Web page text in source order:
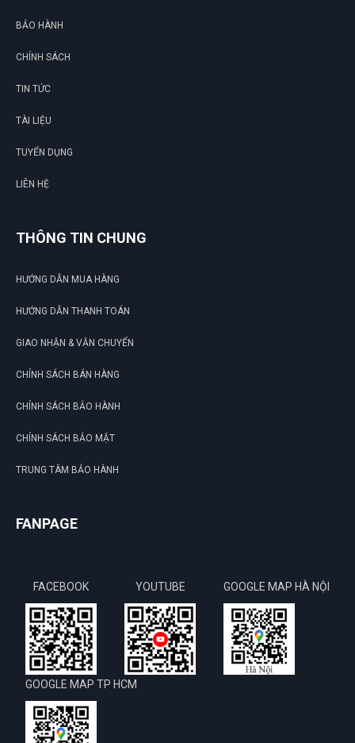
BẢO HÀNH
CHÍNH SÁCH
TIN TỨC
TÀI LIỆU
TUYỂN DỤNG
LIÊN HỆ
THÔNG TIN CHUNG
HƯỚNG DẪN MUA HÀNG
HƯỚNG DẪN THANH TOÁN
GIAO NHẬN & VẬN CHUYỂN
CHÍNH SÁCH BÁN HÀNG
CHÍNH SÁCH BẢO HÀNH
CHÍNH SÁCH BẢO MẬT
TRUNG TÂM BẢO HÀNH
FANPAGE
FACEBOOK YOUTUBE GOOGLE MAP HÀ NỘI
GOOGLE MAP TP HCM